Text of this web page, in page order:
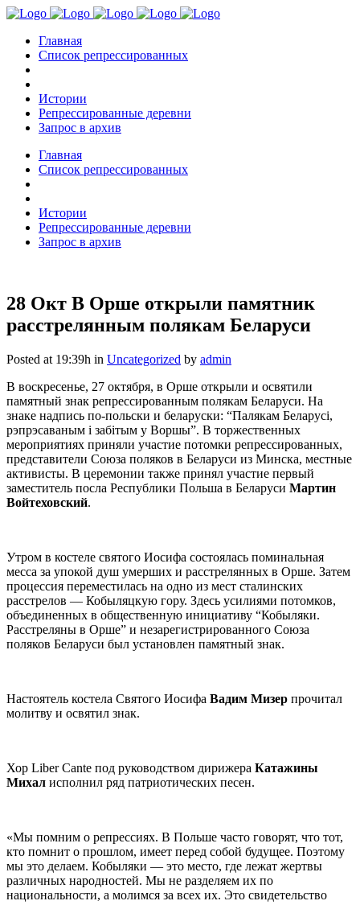
Главная
Список репрессированных
Истории
Репрессированные деревни
Запрос в архив
Главная
Список репрессированных
Истории
Репрессированные деревни
Запрос в архив
28 Окт В Орше открыли памятник
расстрелянным полякам Беларуси
Posted at 19:39h in Uncategorized by admin
В воскресенье, 27 октября, в Орше открыли и освятили
памятный знак репрессированным полякам Беларуси. На
знаке надпись по-польски и беларуски: “Палякам Беларусі,
рэпрэсаваным і забітым у Воршы”. В торжественных
мероприятиях приняли участие потомки репрессированных,
представители Союза поляков в Беларуси из Минска, местные
активисты. В церемонии также принял участие первый
заместитель посла Республики Польша в Беларуси Мартин
Войтеховский.
Утром в костеле святого Иосифа состоялась поминальная
месса за упокой душ умерших и расстрелянных в Орше. Затем
процессия переместилась на одно из мест сталинских
расстрелов — Кобыляцкую гору. Здесь усилиями потомков,
объединенных в общественную инициативу “Кобыляки.
Расстреляны в Орше” и незарегистрированного Союза
поляков Беларуси был установлен памятный знак.
Настоятель костела Святого Иосифа Вадим Мизер прочитал
молитву и освятил знак.
Хор Liber Cante под руководством дирижера Катажины
Михал исполнил ряд патриотических песен.
«Мы помним о репрессиях. В Польше часто говорят, что тот,
кто помнит о прошлом, имеет перед собой будущее. Поэтому
мы это делаем. Кобыляки — это место, где лежат жертвы
различных народностей. Мы не разделяем их по
национальности, а молимся за всех их. Это свидетельство